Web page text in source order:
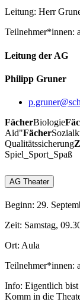
Leitung: Herr
Teilnehmer*innen:
Leitung der AG
Philipp Gruner
FächerBiologie
Aid"Fächer
Qualitätssicherung
Spiel_Sport_Spaß
AG Theater
Beginn: 29.
Zeit: Samstag,
Ort: Aula
Teilnehmer*innen:
Info: Eigentlich bist
Komm in die